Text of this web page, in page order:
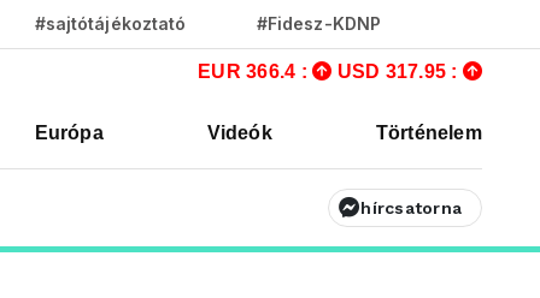
#sajtótájékoztató #Fidesz-KDNP
EUR 366.4 : USD 317.95 :
Európa Videók Történelem
hírcsatorna